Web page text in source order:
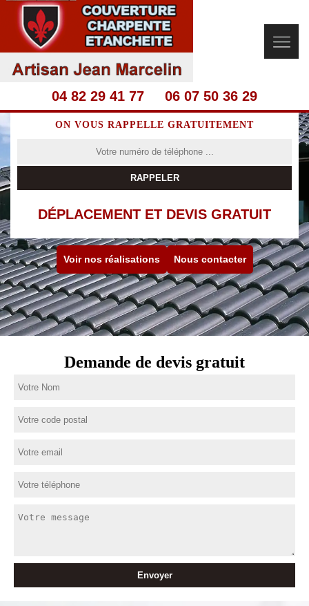
04 82 29 41 77 06 07 50 36 29
ON VOUS RAPPELLE GRATUITEMENT
DÉPLACEMENT ET DEVIS GRATUIT
Voir nos réalisations Nous contacter
Demande de devis gratuit